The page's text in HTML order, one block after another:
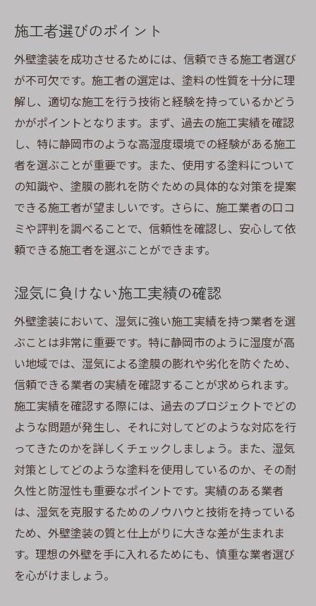
施工者選びのポイント
外壁塗装を成功させるためには、信頼できる施工者選び
が不可欠です。施工者の選定は、塗料の性質を十分に理
解し、適切な施工を行う技術と経験を持っているかどう
かがポイントとなります。まず、過去の施工実績を確認
し、特に静岡市のような高湿度環境での経験がある施工
者を選ぶことが重要です。また、使用する塗料について
の知識や、塗膜の膨れを防ぐための具体的な対策を提案
できる施工者が望ましいです。さらに、施工業者の口コ
ミや評判を調べることで、信頼性を確認し、安心して依
頼できる施工者を選ぶことができます。
湿気に負けない施工実績の確認
外壁塗装において、湿気に強い施工実績を持つ業者を選
ぶことは非常に重要です。特に静岡市のように湿度が高
い地域では、湿気による塗膜の膨れや劣化を防ぐため、
信頼できる業者の実績を確認することが求められます。
施工実績を確認する際には、過去のプロジェクトでどの
ような問題が発生し、それに対してどのような対応を行
ってきたのかを詳しくチェックしましょう。また、湿気
対策としてどのような塗料を使用しているのか、その耐
久性と防湿性も重要なポイントです。実績のある業者
は、湿気を克服するためのノウハウと技術を持っている
ため、外壁塗装の質と仕上がりに大きな差が生まれま
す。理想の外壁を手に入れるためにも、慎重な業者選び
を心がけましょう。